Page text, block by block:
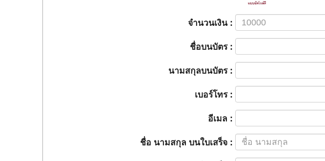
จำนวนเงิน :
ชื่อบนบัตร :
นามสกุลบนบัตร :
เบอร์โทร :
อีเมล :
ชื่อ นามสกุล บนใบเสร็จ :